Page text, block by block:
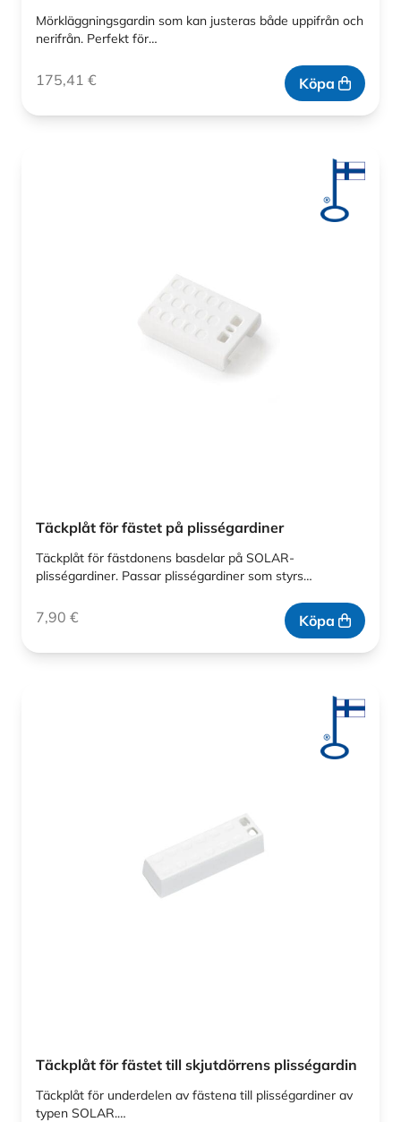
Mörkläggningsgardin som kan justeras både uppifrån och
nerifrån. Perfekt för…
175,41 € Köpa
Täckplåt för fästet på plisségardiner
Täckplåt för fästdonens basdelar på SOLAR-
plisségardiner. Passar plisségardiner som styrs…
7,90 € Köpa
Täckplåt för fästet till skjutdörrens plisségardin
Täckplåt för underdelen av fästena till plisségardiner av
typen SOLAR.…